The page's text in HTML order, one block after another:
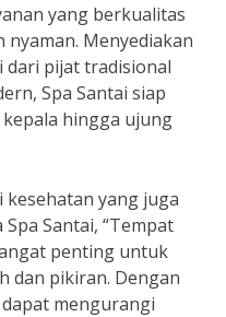
yang berkualitas
nyaman. Menyediakan
dari pijat tradisional
Spa Santai siap
hingga ujung
yang juga
Santai, “Tempat
penting untuk
dan pikiran. Dengan
mengurangi